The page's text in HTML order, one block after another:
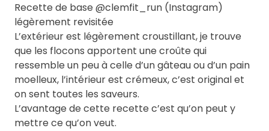
Recette de base @clemfit_run (Instagram)
légèrement revisitée
L’extérieur est légèrement croustillant, je trouve
que les flocons apportent une croûte qui
ressemble un peu à celle d’un gâteau ou d’un pain
moelleux, l’intérieur est crémeux, c’est original et
on sent toutes les saveurs.
L’avantage de cette recette c’est qu’on peut y
mettre ce qu’on veut.